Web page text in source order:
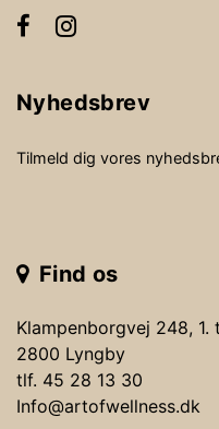
Nyhedsbrev
Tilmeld dig vores
Find os
Klampenborgvej 248, 1.
2800 Lyngby
tlf. 45 28 13 30
Info@artofwellness.dk